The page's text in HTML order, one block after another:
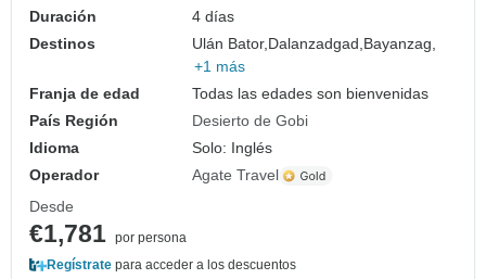
Duración
4 días
Destinos
Ulán Bator, Dalanzadgad, Bayanzag,
+1 más
Franja de edad
Todas las edades son bienvenidas
País Región
Desierto de Gobi
Idioma
Solo: Inglés
Operador
Agate Travel
Desde
€1,781 por persona
Regístrate para acceder a los descuentos